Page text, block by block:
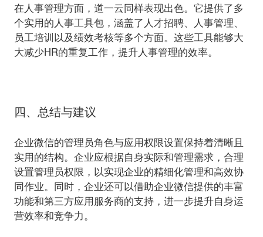
在人事管理方面，道一云同样表现出色。它提供了多
个实用的人事工具包，涵盖了人才招聘、人事管理、
员工培训以及绩效考核等多个方面。这些工具能够大
大减少HR的重复工作，提升人事管理的效率。
四、总结与建议
企业微信的管理员角色与应用权限设置保持着清晰且
实用的结构。企业应根据自身实际和管理需求，合理
设置管理员权限，以实现企业的精细化管理和高效协
同作业。同时，企业还可以借助企业微信提供的丰富
功能和第三方应用服务商的支持，进一步提升自身运
营效率和竞争力。